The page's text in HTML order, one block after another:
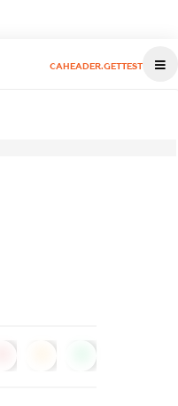
CAHEADER.GETTEST